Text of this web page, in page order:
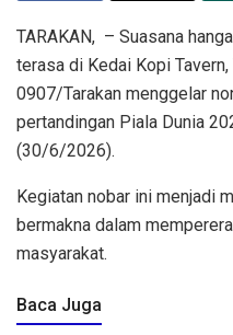
TARAKAN, – Suasana
terasa di Kedai Kopi
0907/Tarakan menggelar
pertandingan Piala Dunia
(30/6/2026).
Kegiatan nobar ini menjadi
bermakna dalam
masyarakat.
Baca Juga